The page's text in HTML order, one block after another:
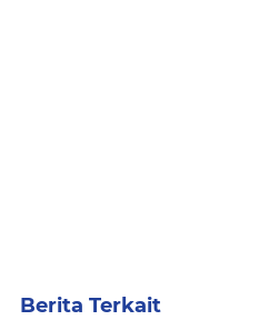
Berita Terkait